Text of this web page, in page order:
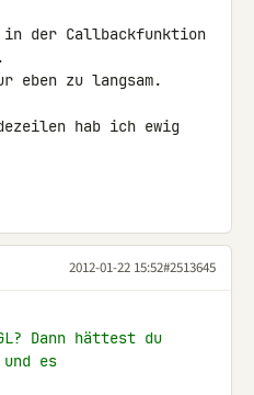
der Callbackfunktion
eben zu langsam.
hab ich ewig
2012-01-22 15:52#2513645
Dann hättest du
es